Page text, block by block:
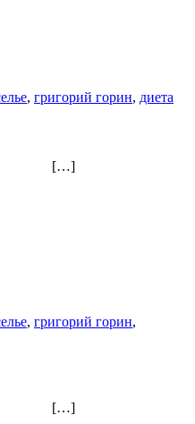
, григорий горин, диета
, григорий горин,